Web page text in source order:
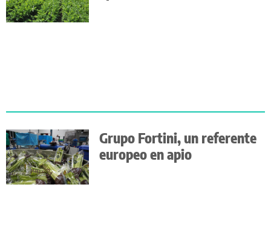
Grupo Fortini, un referente
europeo en apio